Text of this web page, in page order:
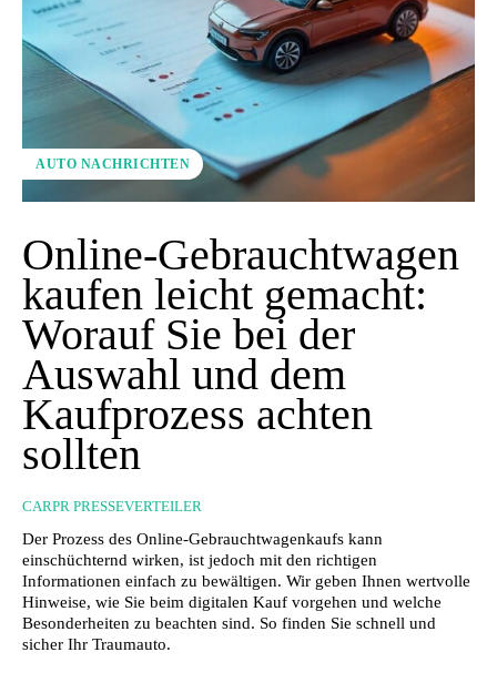
AUTO NACHRICHTEN
Online-Gebrauchtwagen
kaufen leicht gemacht:
Worauf Sie bei der
Auswahl und dem
Kaufprozess achten
sollten
CARPR PRESSEVERTEILER
Der Prozess des Online-Gebrauchtwagenkaufs kann
einschüchternd wirken, ist jedoch mit den richtigen
Informationen einfach zu bewältigen. Wir geben Ihnen wertvolle
Hinweise, wie Sie beim digitalen Kauf vorgehen und welche
Besonderheiten zu beachten sind. So finden Sie schnell und
sicher Ihr Traumauto.